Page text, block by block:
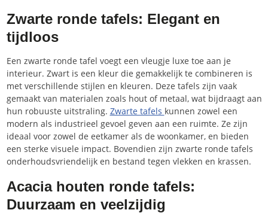
Zwarte ronde tafels: Elegant en
tijdloos
Een zwarte ronde tafel voegt een vleugje luxe toe aan je
interieur. Zwart is een kleur die gemakkelijk te combineren is
met verschillende stijlen en kleuren. Deze tafels zijn vaak
gemaakt van materialen zoals hout of metaal, wat bijdraagt aan
hun robuuste uitstraling. Zwarte tafels kunnen zowel een
modern als industrieel gevoel geven aan een ruimte. Ze zijn
ideaal voor zowel de eetkamer als de woonkamer, en bieden
een sterke visuele impact. Bovendien zijn zwarte ronde tafels
onderhoudsvriendelijk en bestand tegen vlekken en krassen.
Acacia houten ronde tafels:
Duurzaam en veelzijdig